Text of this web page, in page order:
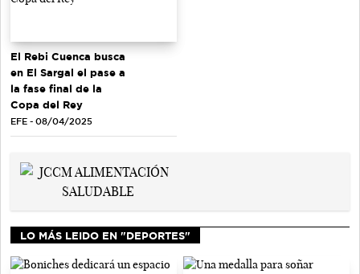
El Rebi Cuenca busca
en El Sargal el pase a
la fase final de la
Copa del Rey
EFE - 08/04/2025
LO MÁS LEIDO EN "DEPORTES"